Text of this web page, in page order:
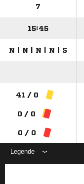
7
15:45
N | N | N | N | S
41 / 0
0 / 0
0 / 0
Legende